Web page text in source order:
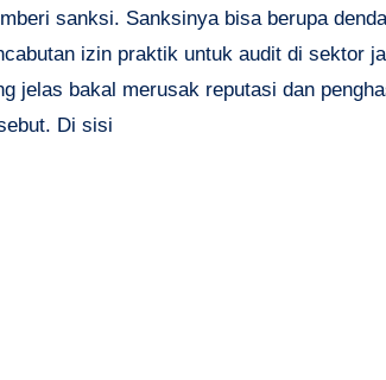
sanksi. Sanksinya bisa berupa
izin praktik untuk audit di sektor
jelas bakal merusak reputasi dan
Di sisi